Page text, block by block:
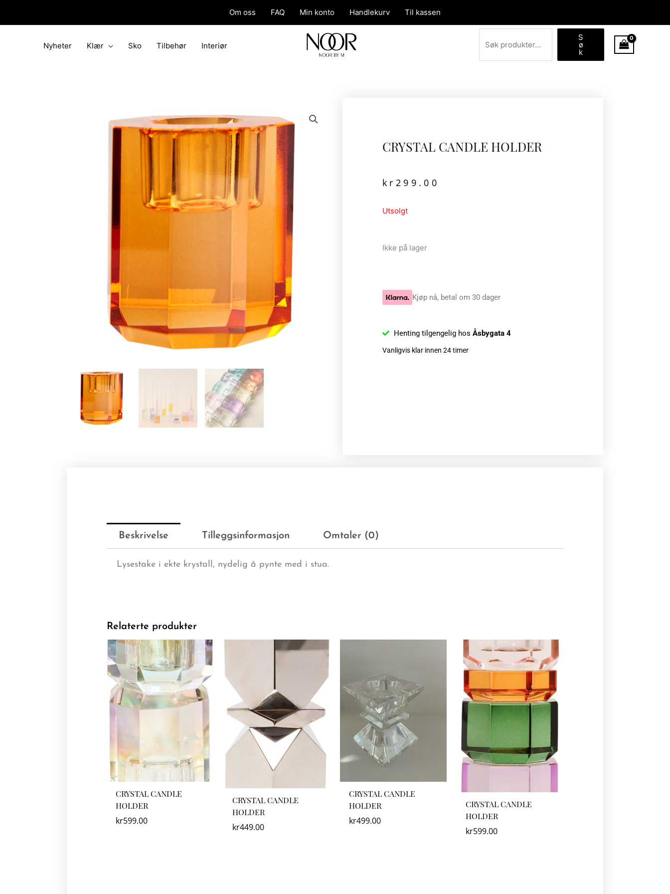
Om oss FAQ Min konto Handlekurv Til kassen
Nyheter Klær Sko Tilbehør Interiør
Søk
S
ø
k
CRYSTAL CANDLE HOLDER
kr 299.00
Utsolgt
Ikke på lager
Kjøp nå, betal om 30 dager
Henting tilgengelig hos Åsbygata 4
Vanligvis klar innen 24 timer
Beskrivelse Tilleggsinformasjon Omtaler (0)
Lysestake i ekte krystall, nydelig å pynte med i stua.
Relaterte produkter
CRYSTAL CANDLE
HOLDER
kr599.00
CRYSTAL CANDLE
HOLDER
kr449.00
CRYSTAL CANDLE
HOLDER
kr499.00
CRYSTAL CANDLE
HOLDER
kr599.00